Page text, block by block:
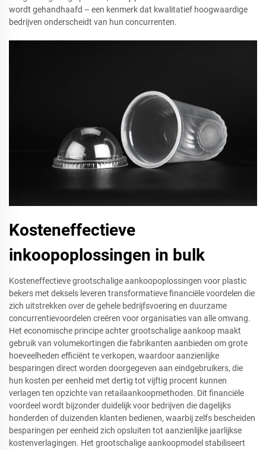
wordt gehandhaafd – een kenmerk dat kwalitatief hoogwaardige
bedrijven onderscheidt van hun concurrenten.
Kosteneffectieve
inkoopoplossingen in bulk
Kosteneffectieve grootschalige aankoopoplossingen voor plastic
bekers met deksels leveren transformatieve financiële voordelen die
zich uitstrekken over de gehele bedrijfsvoering en duurzame
concurrentievoordelen creëren voor organisaties van alle omvang.
Het economische principe achter grootschalige aankoop maakt
gebruik van volumekortingen die fabrikanten aanbieden om grote
hoeveelheden efficiënt te verkopen, waardoor aanzienlijke
besparingen direct worden doorgegeven aan eindgebruikers, die
hun kosten per eenheid met dertig tot vijftig procent kunnen
verlagen ten opzichte van retailaankoopmethoden. Dit financiële
voordeel wordt bijzonder duidelijk voor bedrijven die dagelijks
honderden of duizenden klanten bedienen, waarbij zelfs bescheiden
besparingen per eenheid zich opsluiten tot aanzienlijke jaarlijkse
kostenverlagingen. Het grootschalige aankoopmodel stabiliseert